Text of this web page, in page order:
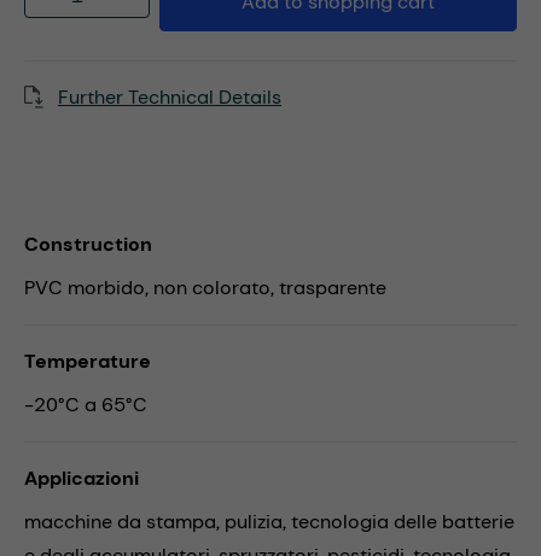
Further Technical Details
Construction
PVC morbido, non colorato, trasparente
Temperature
-20°C a 65°C
Applicazioni
macchine da stampa, pulizia,tecnologia delle batterie